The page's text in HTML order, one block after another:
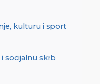
kulturu i sport
i socijalnu skrb